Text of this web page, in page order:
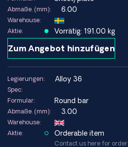
Abmaße. (mm): 6.00
Warehouse:
Aktie:
Vorrätig: 191.00 kg
Zum Angebot hinzufügen
Legierungen: alloy 36
Spec:
Formular:
Round bar
Abmaße. (mm): 3.00
Warehouse:
Aktie:
Orderable item
Contact us here for order